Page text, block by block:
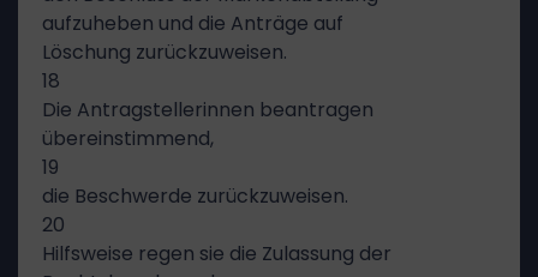
aufzuheben und die Anträge auf
Löschung zurückzuweisen.
18
Die Antragstellerinnen beantragen
übereinstimmend,
19
die Beschwerde zurückzuweisen.
20
Hilfsweise regen sie die Zulassung der